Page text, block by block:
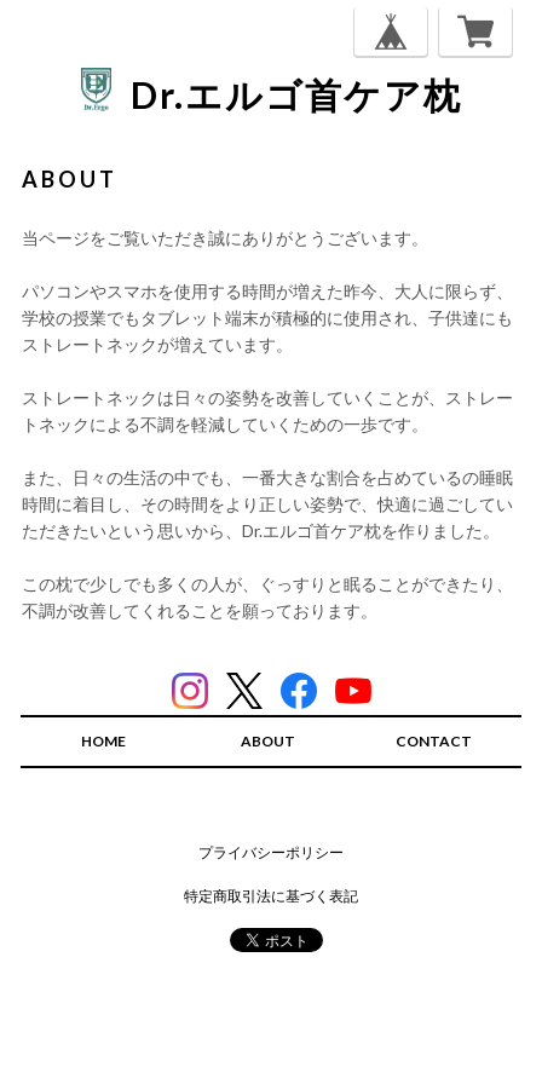
Dr.エルゴ首ケア枕
ABOUT
当ページをご覧いただき誠にありがとうございます。
パソコンやスマホを使用する時間が増えた昨今、大人に限らず、
学校の授業でもタブレット端末が積極的に使用され、子供達にも
ストレートネックが増えています。
ストレートネックは日々の姿勢を改善していくことが、ストレー
トネックによる不調を軽減していくための一歩です。
また、日々の生活の中でも、一番大きな割合を占めているの睡眠
時間に着目し、その時間をより正しい姿勢で、快適に過ごしてい
ただきたいという思いから、Dr.エルゴ首ケア枕を作りました。
この枕で少しでも多くの人が、ぐっすりと眠ることができたり、
不調が改善してくれることを願っております。
HOME ABOUT CONTACT
プライバシーポリシー
特定商取引法に基づく表記